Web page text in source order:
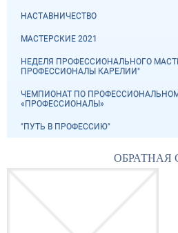
НАСТАВНИЧЕСТВО
МАСТЕРСКИЕ 2021
НЕДЕЛЯ ПРОФЕССИОНАЛЬНОГО
ПРОФЕССИОНАЛЫ КАРЕЛИИ"
ЧЕМПИОНАТ ПО
«ПРОФЕССИОНАЛЫ»
"ПУТЬ В ПРОФЕССИЮ"
ОБРАТНАЯ